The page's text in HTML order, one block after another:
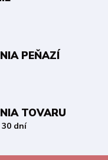
PEŇAZÍ
TOVARU
dní